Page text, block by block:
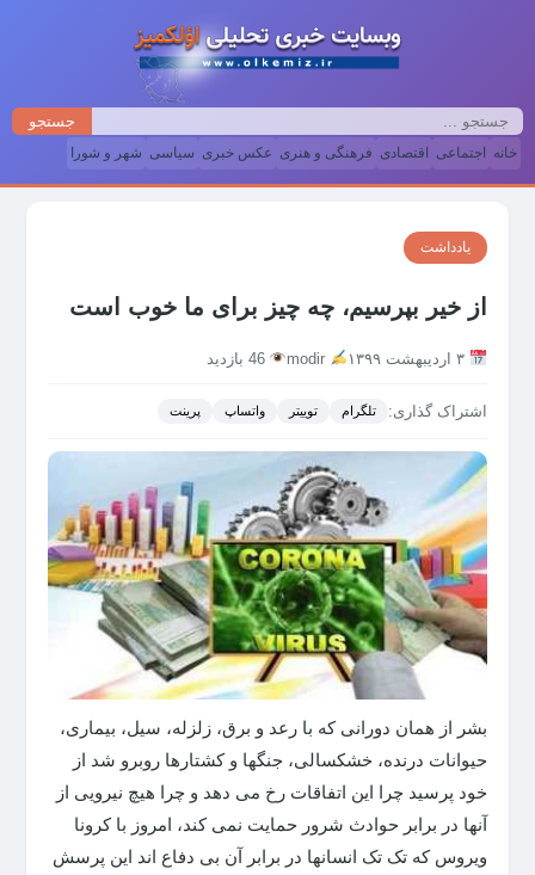
جستجو
خانه اجتماعی اقتصادی فرهنگی و هنری عکس خبری سیاسی شهر و شورا
یادداشت
از خیر بپرسیم، چه چیز برای ما خوب است
46 بازدید
اشتراک گذاری: تلگرام توییتر واتساپ پرینت
بشر از همان دورانی که با رعد و برق، زلزله، سیل، بیماری،
حیوانات درنده، خشکسالی، جنگها و کشتارها روبرو شد از
خود پرسید چرا این اتفاقات رخ می دهد و چرا هیچ نیرویی از
آنها در برابر حوادث شرور حمایت نمی کند، امروز با کرونا
ویروس که تک تک انسانها در برابر آن بی دفاع اند این پرسش